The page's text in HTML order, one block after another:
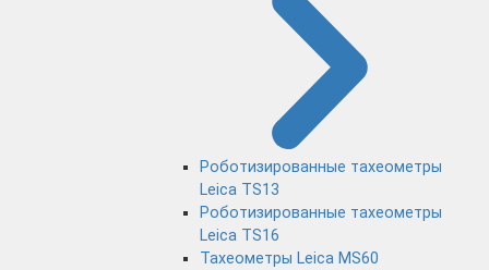
Роботизированные тахеометры
Leica TS13
Роботизированные тахеометры
Leica TS16
Тахеометры Leica MS60